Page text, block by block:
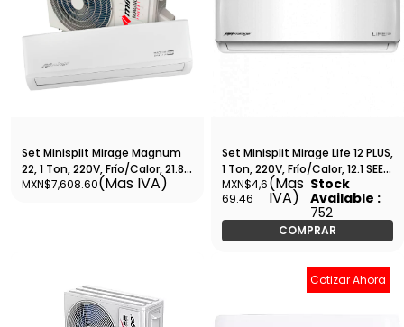
Set Minisplit Mirage Magnum
22, 1 Ton, 220V, Frío/Calor, 21.8
SEER, 12,000 BTU, R410A,
MXN$7,608.60(Mas IVA)
Set Minisplit Mirage Life 12 PLUS,
1 Ton, 220V, Frío/Calor, 12.1 SEER,
12,000 BTU, R410A, Tubería 1/2
1/4 - SETCLC121T
MXN$4,6
69.46
(Mas
IVA)
Stock
Available :
752
COMPRAR
Cotizar Ahora